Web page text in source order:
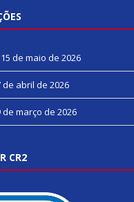
15 de maio de 2026
de abril de 2026
de março de 2026
CR2